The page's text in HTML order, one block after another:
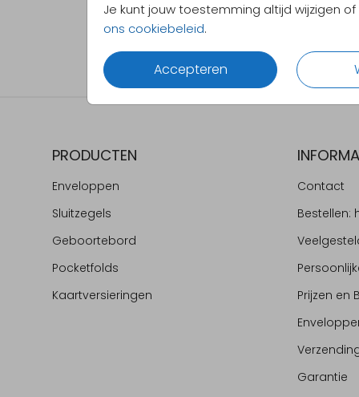
Je kunt jouw toestemming altijd wijzigen
ons cookiebeleid.
Accepteren
PRODUCTEN
Enveloppen
Sluitzegels
Geboortebord
Pocketfolds
Kaartversieringen
Contact
Bestellen:
Prijzen en
Garantie